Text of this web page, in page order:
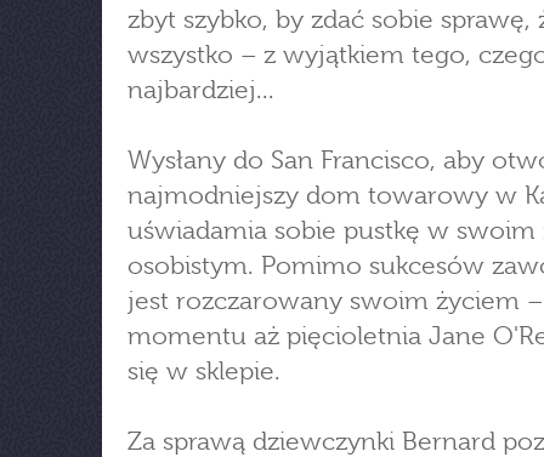
zbyt szybko, by zdać sobie sprawę,
wszystko – z wyjątkiem tego,
najbardziej...
Wysłany do San Francisco, aby
najmodniejszy dom towarowy w
uświadamia sobie pustkę w swoim
osobistym. Pomimo sukcesów
jest rozczarowany swoim życiem
momentu aż pięcioletnia Jane
się w sklepie.
Za sprawą dziewczynki Bernard